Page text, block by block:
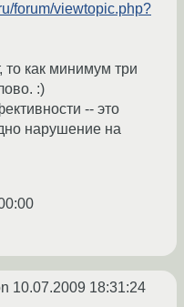
forum/viewtopic.php?
то как минимум три
:)
-- это
нарушение на
10.07.2009 18:31:24